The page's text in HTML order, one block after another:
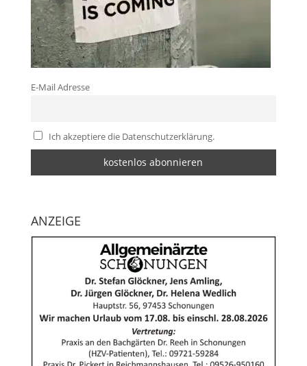
E-Mail Adresse
Ich akzeptiere die Datenschutzerklärung.
ANZEIGE